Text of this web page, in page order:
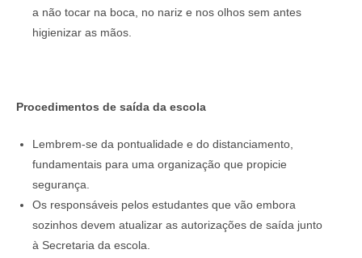
a não tocar na boca, no nariz e nos olhos sem antes
higienizar as mãos.
Procedimentos de saída da escola
Lembrem-se da pontualidade e do distanciamento,
fundamentais para uma organização que propicie
segurança.
Os responsáveis pelos estudantes que vão embora
sozinhos devem atualizar as autorizações de saída junto
à Secretaria da escola.